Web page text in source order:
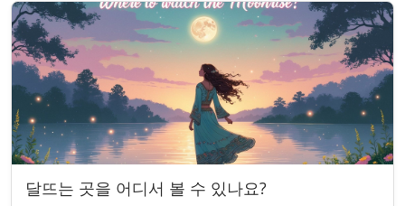
달뜨는 곳을 어디서 볼 수 있나요?